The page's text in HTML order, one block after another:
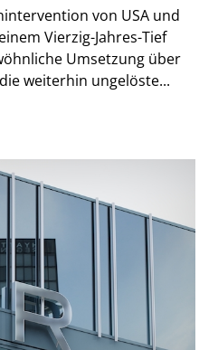
von USA und
Vierzig-Jahres-Tief
Umsetzung über
weiterhin ungelöste...